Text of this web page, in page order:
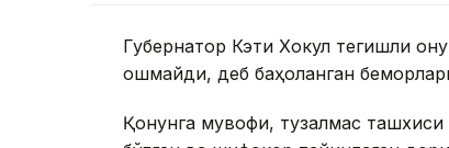
Губернатор Кэти Хокул тегишли
ошмайди, деб баҳоланган
Қонунга мувофиқ, тузалмас ташхиси